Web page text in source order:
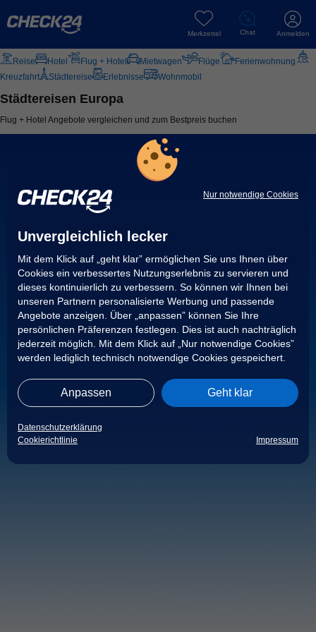
Nur notwendige Cookies
Unvergleichlich lecker
Mit dem Klick auf „geht klar” ermöglichen Sie uns Ihnen über
Cookies ein verbessertes Nutzungserlebnis zu servieren und
dieses kontinuierlich zu verbessern. So können wir Ihnen bei
unseren Partnern personalisierte Werbung und passende
Angebote anzeigen. Über „anpassen” können Sie Ihre
persönlichen Präferenzen festlegen. Dies ist auch nachträglich
jederzeit möglich. Mit dem Klick auf „Nur notwendige Cookies”
werden lediglich technisch notwendige Cookies gespeichert.
Anpassen Geht klar
Datenschutzerklärung
Cookierichtlinie
Impressum
Anmelden
Chat
Merkzettel
Reise Hotel Flug + Hotel Mietwagen Flüge
Ferienwohnung
Kreuzfahrt
Städtereise Erlebnisse Wohnmobil
Städtereisen Europa
Flug + Hotel Angebote vergleichen und zum Bestpreis buchen